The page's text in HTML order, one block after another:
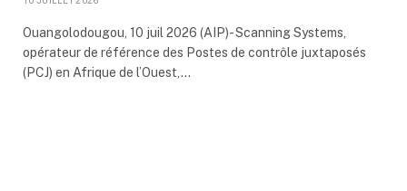
Ouangolodougou, 10 juil 2026 (AIP)- Scanning Systems,
opérateur de référence des Postes de contrôle juxtaposés
(PCJ) en Afrique de l’Ouest,…